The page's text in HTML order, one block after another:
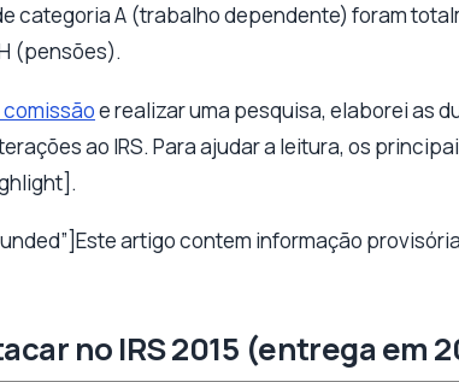
categoria A (trabalho dependente) foram
(pensões).
e realizar uma pesquisa, elaborei as
ao IRS. Para ajudar a leitura, os
artigo contem informação
no IRS 2015 (entrega em